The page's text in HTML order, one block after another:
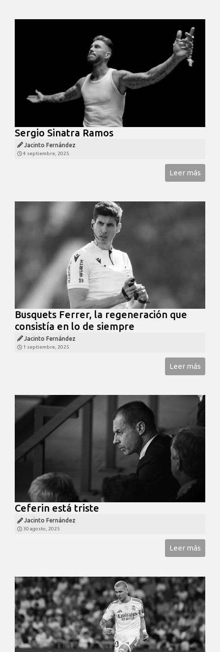
Sergio Sinatra Ramos
Jacinto Fernández
4 septiembre, 2025
Leer más
Busquets Ferrer, la regeneración que
consistía en lo de siempre
Jacinto Fernández
1 septiembre, 2025
Leer más
Ceferin está triste
Jacinto Fernández
30 agosto, 2025
Leer más